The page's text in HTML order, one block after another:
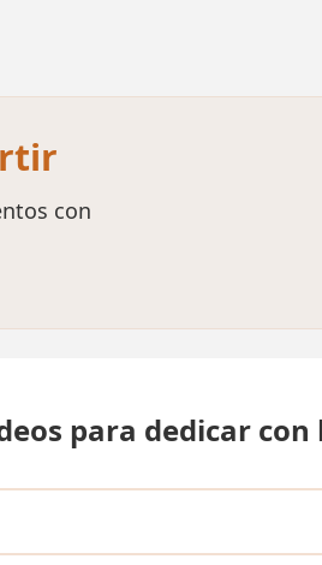
con
para dedicar con